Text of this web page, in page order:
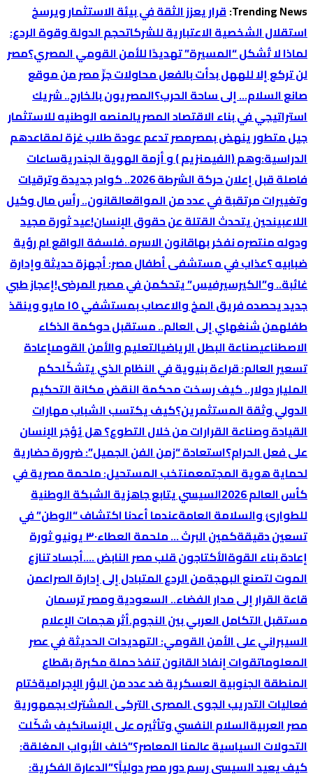
Trending News: قرار يعزز الثقة في بيئة الاستثمار ويرسخ
استقلال الشخصية الاعتبارية للشركاتحجم الدولة وقوة الردع:
لماذا لا تُشكل “المسيرة” تهديدًا للأمن القومي المصري؟‏مصر
لن تركع إلا للههل بدأت بالفعل محاولات جرِّ مصر من موقع
صانع السلام… إلى ساحة الحرب؟المصريون بالخارج.. شريك
استراتيجي في بناء الاقتصاد المصريالمنصه الوطنيه للاستثمار
جيل متطور ينهض بمصرمصر تدعم عودة طلاب غزة لمقاعدهم
الدراسية:وهم (الفيمنزيم ) و أزمة الهوية الجندريةساعات
فاصلة قبل إعلان حركة الشرطة 2026.. كوادر جديدة وترقيات
وتغييرات مرتقبة في عدد من المواقعالقانون.. رأس مال وكيل
اللاعبينحين يتحدث القتلة عن حقوق الإنسان!عيد ثورة مجيد
ودوله منتصره نفخر بهاقانون الاسره .فلسفة الواقع ام رؤية
ضبابيه ؟عذاب في مستشفى أطفال مصر: أجهزة حديثة وإدارة
غائبة.. و”الكيرسيرفيس” يتحكمن في مصير المرضى!إعجاز طبي
جديد يحصده فريق المخ والاعصاب بمستشفي ١٥ مايو وينقذ
طفلهمن شنغهاي إلى العالم.. مستقبل حوكمة الذكاء
الاصطناعيصناعة البطل الرياضيالتعليم والأمن القومىإعادة
تسعير العالم: قراءة بنيوية في النظام الذي يتشكّلحكم
المليار دولار.. كيف رسخت محكمة النقض مكانة التحكيم
الدولي وثقة المستثمرين؟كيف يكتسب الشباب مهارات
القيادة وصناعة القرارات من خلال التطوع؟هل يُؤجَر الإنسان
على فعل الحرام؟استعادة “زمن الفن الجميل”: ضرورة حضارية
لحماية هوية المجتمعمنتخب المستحيل: ملحمة مصرية في
كأس العالم 2026
السيسي يتابع جاهزية الشبكة الوطنية
للطوارئ والسلامة العامةعندما أعدنا اكتشاف “الوطن” في
تسعين دقيقةكمين البرث … ملحمة العطاء ٣٠ يونيو ثورة
إعادة بناء القوةالأكتاجون قلب مصر النابض ….أجساد تنازع
الموت لتصنع البهجةمن الردع المتبادل إلى إدارة الصراعمن
قاعة القرار إلى مدار الفضاء.. السعودية ومصر ترسمان
مستقبل التكامل العربي بين النجوم.أثر هجمات الإعلام
السيبراني على الأمن القومي: التهديدات الحديثة في عصر
المعلوماتقوات إنفاذ القانون تنفذ حملة مكبرة بقطاع
المنطقة الجنوبية العسكرية ضد عدد من البؤر الإجراميةختام
فعاليات التدريب الجوى المصرى التركى المشترك بجمهورية
مصر العربيةالسلام النفسي وتأثيره على الإنسانكيف شكّلت
التحولات السياسية عالمنا المعاصر؟​”خلف الأبواب المغلقة:
كيف يعيد السيسي رسم دور مصر دولياً؟”الدعارة الفكرية: